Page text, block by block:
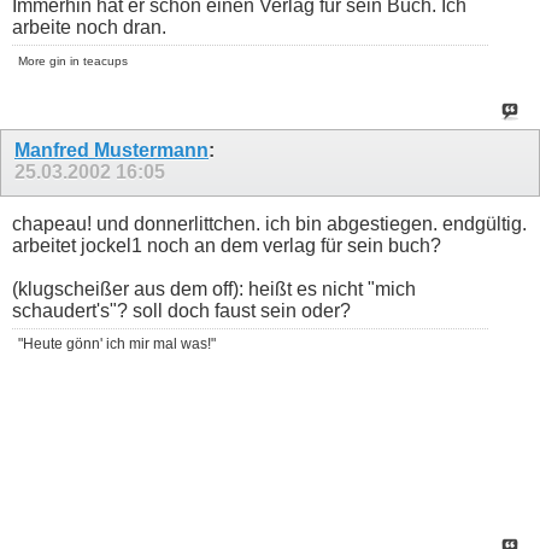
Immerhin hat er schon einen Verlag für sein Buch. Ich
arbeite noch dran.
More gin in teacups
Manfred Mustermann:
25.03.2002 16:05
chapeau! und donnerlittchen. ich bin abgestiegen. endgültig.
arbeitet jockel1 noch an dem verlag für sein buch?
(klugscheißer aus dem off): heißt es nicht "mich
schaudert's"? soll doch faust sein oder?
"Heute gönn' ich mir mal was!"